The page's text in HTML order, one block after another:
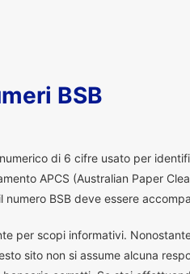
BSB
di 6 cifre usato per
APCS (Australian Paper
BSB deve essere
per scopi informativi.
sito non si assume alcuna